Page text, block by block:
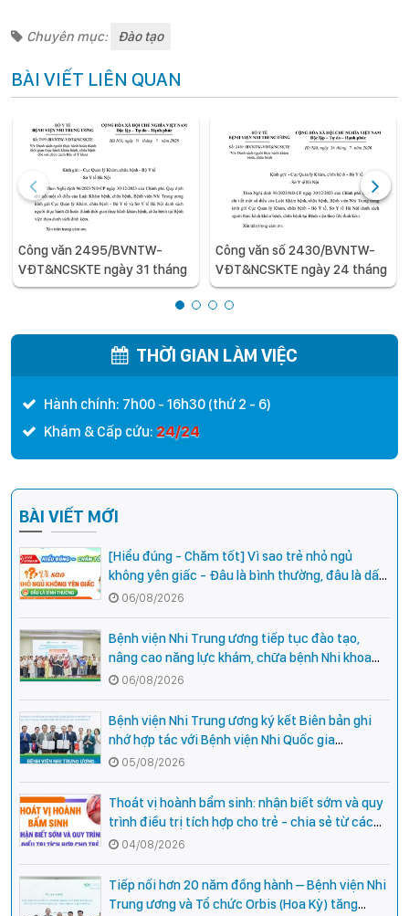
Chuyên mục: Đào tạo
BÀI VIẾT LIÊN QUAN
Công văn 2495/BVNTW-
VĐT&NCSKTE ngày 31 tháng
7 năm 2026 V/v Danh sách
người thực hành hoàn thành
bệnh, chữa bệnh đối với chức
danh Bác sĩ Y khoa
Công văn số 2430/BVNTW-
VĐT&NCSKTE ngày 24 tháng
7 năm 2026 V/v Danh sách
người thực hành khám bệnh,
THỜI GIAN LÀM VIỆC
Hành chính: 7h00 - 16h30 (thứ 2 - 6)
Khám & Cấp cứu: 24/24
BÀI VIẾT MỚI
[Hiểu đúng - Chăm tốt] Vì sao trẻ nhỏ ngủ
không yên giấc - Đâu là bình thường, đâu là dấu
hiệu cần đi khám ngay?
06/08/2026
Bệnh viện Nhi Trung ương tiếp tục đào tạo,
nâng cao năng lực khám, chữa bệnh Nhi khoa
cho cán bộ y tế tại các tỉnh miền núi phía Bắc
06/08/2026
Bệnh viện Nhi Trung ương ký kết Biên bản ghi
nhớ hợp tác với Bệnh viện Nhi Quốc gia
Campuchia
05/08/2026
Thoát vị hoành bẩm sinh: nhận biết sớm và quy
trình điều trị tích hợp cho trẻ - chia sẻ từ các
chuyên gia hàng đầu của Bệnh Viện Nhi Trung
04/08/2026
Tiếp nối hơn 20 năm đồng hành – Bệnh viện Nhi
Trung ương và Tổ chức Orbis (Hoa Kỳ) tăng